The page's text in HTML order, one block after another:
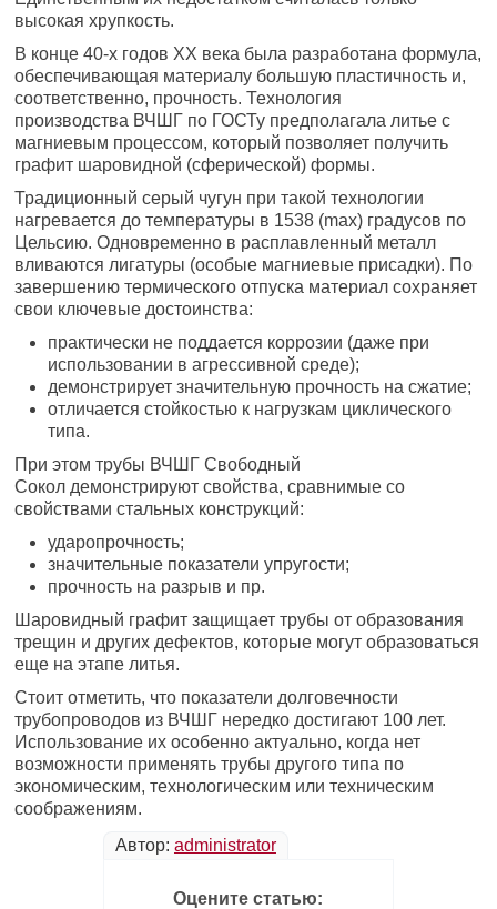
высокая хрупкость.
В конце 40-х годов XX века была разработана формула,
обеспечивающая материалу большую пластичность и,
соответственно, прочность. Технология
производства ВЧШГ по ГОСТу предполагала литье с
магниевым процессом, который позволяет получить
графит шаровидной (сферической) формы.
Традиционный серый чугун при такой технологии
нагревается до температуры в 1538 (max) градусов по
Цельсию. Одновременно в расплавленный металл
вливаются лигатуры (особые магниевые присадки). По
завершению термического отпуска материал сохраняет
свои ключевые достоинства:
практически не поддается коррозии (даже при
использовании в агрессивной среде);
демонстрирует значительную прочность на сжатие;
отличается стойкостью к нагрузкам циклического
типа.
При этом трубы ВЧШГ Свободный
Сокол демонстрируют свойства, сравнимые со
свойствами стальных конструкций:
ударопрочность;
значительные показатели упругости;
прочность на разрыв и пр.
Шаровидный графит защищает трубы от образования
трещин и других дефектов, которые могут образоваться
еще на этапе литья.
Стоит отметить, что показатели долговечности
трубопроводов из ВЧШГ нередко достигают 100 лет.
Использование их особенно актуально, когда нет
возможности применять трубы другого типа по
экономическим, технологическим или техническим
соображениям.
Автор: administrator
Оцените статью: